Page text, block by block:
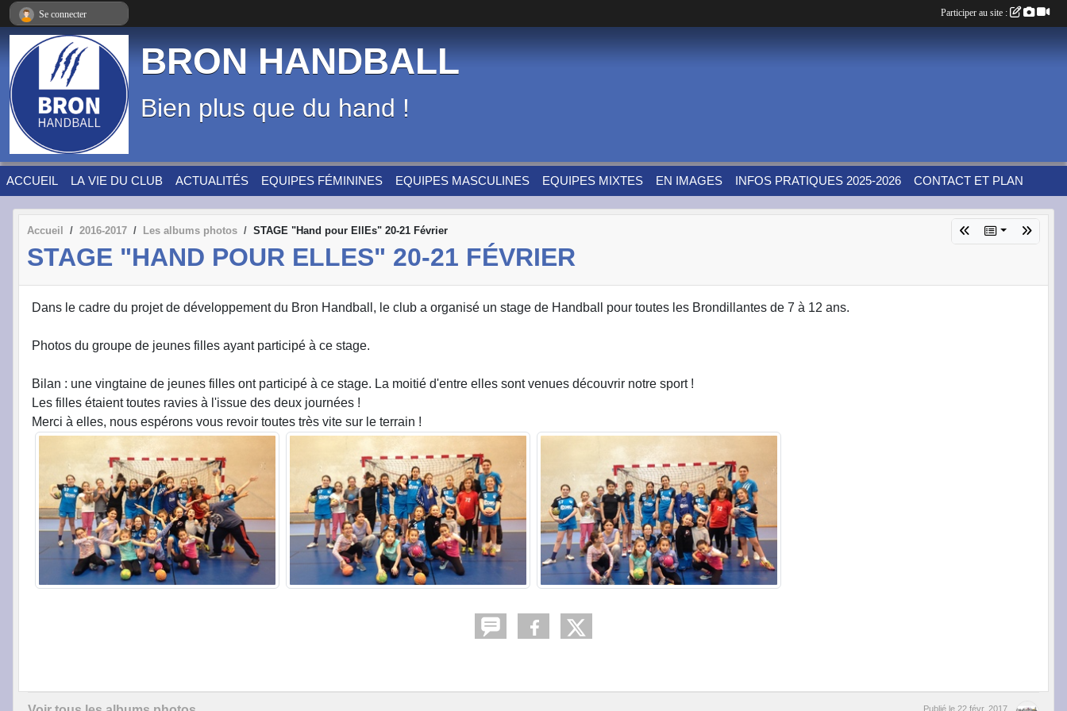
BRON HANDBALL
Bien plus que du hand !
ACCUEIL LA VIE DU CLUB ACTUALITÉS EQUIPES FÉMININES EQUIPES MASCULINES EQUIPES MIXTES EN IMAGES INFOS PRATIQUES 2025-2026 CONTACT ET PLAN
Accueil 2016-2017 Les albums photos STAGE "Hand pour EllEs" 20-21 Février
STAGE "HAND POUR ELLES" 20-21 FÉVRIER
Dans le cadre du projet de développement du Bron Handball, le club a organisé un stage de Handball pour toutes les Brondillantes de 7 à 12 ans.
Photos du groupe de jeunes filles ayant participé à ce stage.
Bilan : une vingtaine de jeunes filles ont participé à ce stage. La moitié d'entre elles sont venues découvrir notre sport !
Les filles étaient toutes ravies à l'issue des deux journées !
Merci à elles, nous espérons vous revoir toutes très vite sur le terrain !
Publié le 22 févr. 2017
Se connecter Participer au site :
Panneau de gestion des cookies